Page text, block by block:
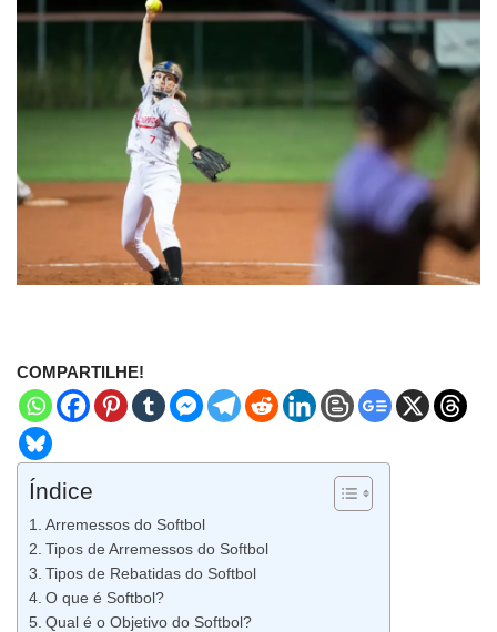
COMPARTILHE!
Índice
Arremessos do Softbol
Tipos de Arremessos do Softbol
Tipos de Rebatidas do Softbol
O que é Softbol?
Qual é o Objetivo do Softbol?